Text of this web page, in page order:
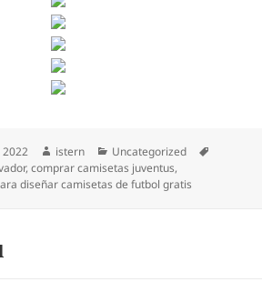
2022 Autor
istern Categorías
Uncategorized
,comprar camisetas juventus,
diseñar camisetas de futbol gratis